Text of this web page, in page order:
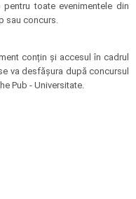
toate evenimentele din
sau concurs.
conțin și accesul în cadrul
va desfășura după concursul
Pub - Universitate.